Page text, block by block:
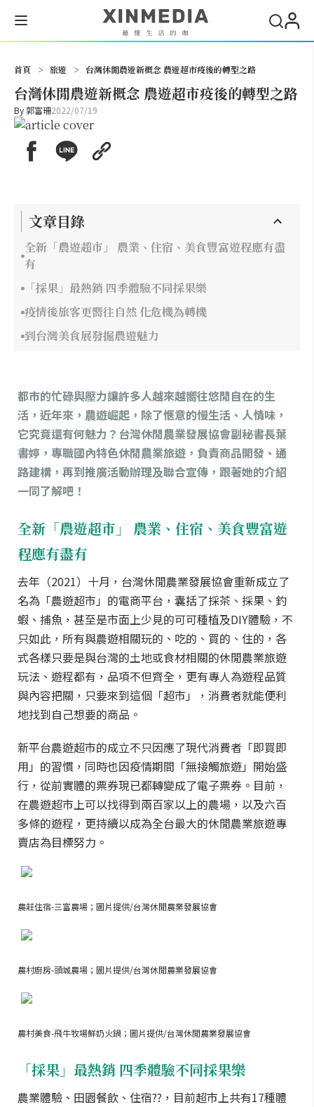
首頁 > 旅遊 > 台灣休閒農遊新概念 農遊超市疫後的轉型之路
台灣休閒農遊新概念 農遊超市疫後的轉型之路
By郭富珊2022/07/19
文章目錄
全新「農遊超市」 農業、住宿、美食豐富遊程應有盡
有
「採果」最熱銷 四季體驗不同採果樂
疫情後旅客更嚮往自然 化危機為轉機
到台灣美食展發掘農遊魅力
都市的忙碌與壓力讓許多人越來越嚮往悠閒自在的生
活，近年來，農遊崛起，除了愜意的慢生活、人情味，
它究竟還有何魅力？台灣休閒農業發展協會副秘書長葉
書婷，專職國內特色休閒農業旅遊，負責商品開發、通
路建構，再到推廣活動辦理及聯合宣傳，跟著她的介紹
一同了解吧！
全新「農遊超市」 農業、住宿、美食豐富遊
程應有盡有
去年（2021）十月，台灣休閒農業發展協會重新成立了
名為「農遊超市」的電商平台，囊括了採茶、採果、釣
蝦、捕魚，甚至是市面上少見的可可種植及DIY體驗，不
只如此，所有與農遊相關玩的、吃的、買的、住的，各
式各樣只要是與台灣的土地或食材相關的休閒農業旅遊
玩法、遊程都有，品項不但齊全，更有專人為遊程品質
與內容把關，只要來到這個「超市」，消費者就能便利
地找到自己想要的商品。
新平台農遊超市的成立不只因應了現代消費者「即買即
用」的習慣，同時也因疫情期間「無接觸旅遊」開始盛
行，從前實體的票券現已都轉變成了電子票券。目前，
在農遊超市上可以找得到兩百家以上的農場，以及六百
多條的遊程，更持續以成為全台最大的休閒農業旅遊專
賣店為目標努力。
農莊住宿-三富農場；圖片提供/台灣休閒農業發展協會
農村廚房-頭城農場；圖片提供/台灣休閒農業發展協會
農村美食-飛牛牧場鮮奶火鍋；圖片提供/台灣休閒農業發展協會
「採果」最熱銷 四季體驗不同採果樂
農業體驗、田園餐飲、住宿?? ，目前超市上共有17種體